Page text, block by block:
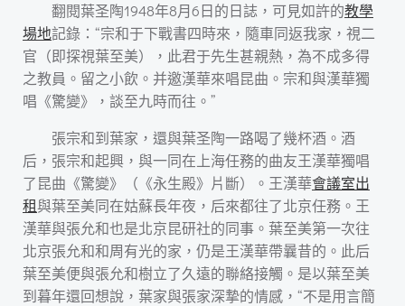
翻閱葉圣陶1948年8月6日的日誌，可見如許的教學
場地記錄：“宗和于下戰書四時來，隨車同返我家，視二
官（即探視葉至美），此君于先生甚親熱，為不成多得
之教員。留之小飲。并邀漢華來唱昆曲。宗和與漢華獨
唱《驚變》，談至九時而往。”
張宗和到葉家，還與葉圣陶一路喝了幾杯酒。酒
后，張宗和起興，與一同在上海任務的曲友王漢華獨唱
了昆曲《驚變》（《永生殿》片斷）。王漢華會議室出
租與葉至美同在姑蘇長年夜，后來都往了北京任務。王
漢華與張允和也是北京昆研社的同事。葉至美第一次往
北京張允和和周有光的家，仍是王漢華帶曩昔的。此后
葉至美便與張允和樹立了久遠的聯絡接觸。是以葉至美
到暮年還回想說，葉家與張家深摯的情感，“不是用言簡